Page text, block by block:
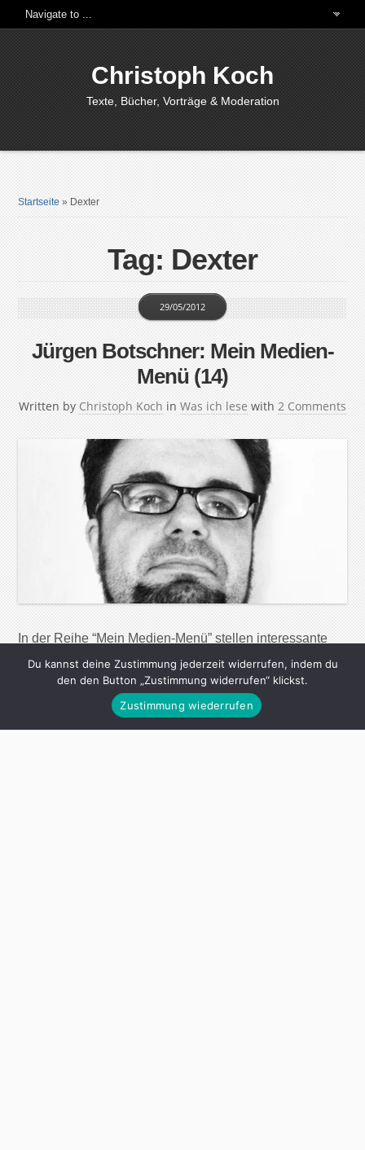
Christoph Koch
Texte, Bücher, Vorträge & Moderation
Startseite » Dexter
Tag: Dexter
Jürgen Botschner: Mein Medien-
Menü (14)
Written by Christoph Koch
29/05/2012
in Was ich lese with 2 Comments
In der Reihe “Mein Medien-Menü” stellen interessante
Menschen ihre Lese-, Seh- und Hörgewohnheiten vor.
Ihre Lieblingsautoren, die wichtigsten Webseiten, tollsten
Magazine, Zeitungen und Radiosendungen – aber auch
Du kannst deine Zustimmung jederzeit widerrufen, indem du
den den Button „Zustimmung widerrufen“ klickst.
Zustimmung wiederrufen